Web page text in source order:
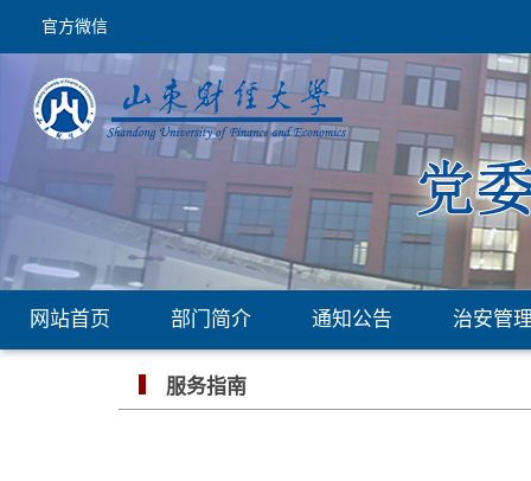
官方微信
网站首页 部门简介 通知公告 治安管
服务指南